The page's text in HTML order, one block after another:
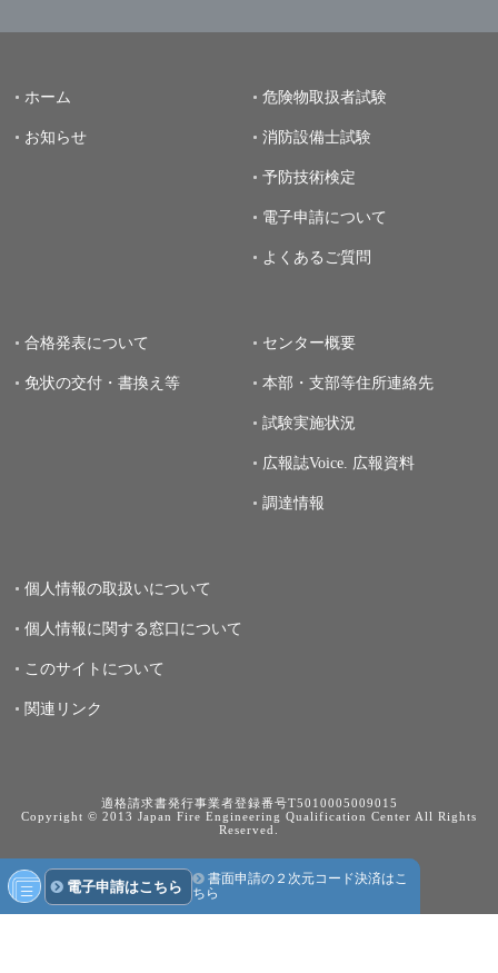
ホーム
お知らせ
危険物取扱者試験
消防設備士試験
予防技術検定
電子申請について
よくあるご質問
合格発表について
免状の交付・書換え等
センター概要
本部・支部等住所連絡先
試験実施状況
広報誌Voice. 広報資料
調達情報
個人情報の取扱いについて
個人情報に関する窓口について
このサイトについて
関連リンク
適格請求書発行事業者登録番号T5010005009015
Copyright © 2013 Japan Fire Engineering Qualification Center All Rights
Reserved.
電子申請はこちら
書面申請の２次元コード決済はこ
ちら